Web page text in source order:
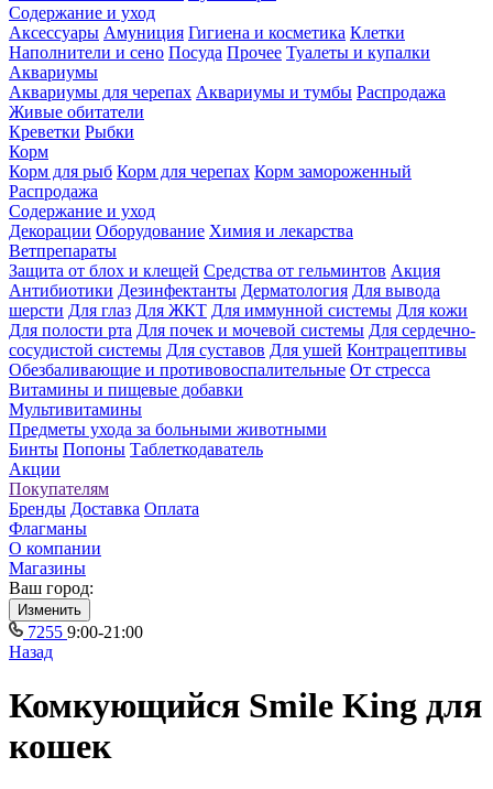
Содержание и уход
Аксессуары Амуниция Гигиена и косметика Клетки
Наполнители и сено Посуда Прочее Туалеты и купалки
Аквариумы
Аквариумы для черепах Аквариумы и тумбы Распродажа
Живые обитатели
Креветки Рыбки
Корм
Корм для рыб Корм для черепах Корм замороженный
Распродажа
Содержание и уход
Декорации Оборудование Химия и лекарства
Ветпрепараты
Защита от блох и клещей Средства от гельминтов Акция
Антибиотики Дезинфектанты Дерматология Для вывода
шерсти Для глаз Для ЖКТ Для иммунной системы Для кожи
Для полости рта Для почек и мочевой системы Для сердечно-
сосудистой системы Для суставов Для ушей Контрацептивы
Обезбаливающие и противовоспалительные От стресса
Витамины и пищевые добавки
Мультивитамины
Предметы ухода за больными животными
Бинты Попоны Таблеткодаватель
Акции
Покупателям
Бренды Доставка Оплата
Флагманы
О компании
Магазины
Ваш город:
Изменить
7255 9:00-21:00
Назад
Комкующийся Smile King для
кошек